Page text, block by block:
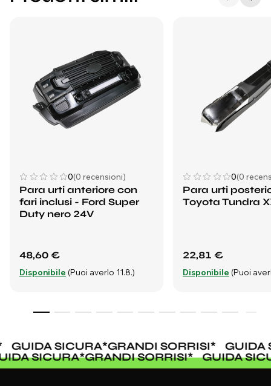
0(0 recensioni)
Para urti anteriore con
fari inclusi - Ford Super
Duty nero 24V
48,60 €
Disponibile (Puoi averlo 11.8.)
0(0
Para urti
Toyota Tundra
22,81 €
Disponibile (Puoi
GUIDA SICURA*GRANDI SORRISI*
GUIDA
SICURA*GRANDI SORRISI* GUIDA